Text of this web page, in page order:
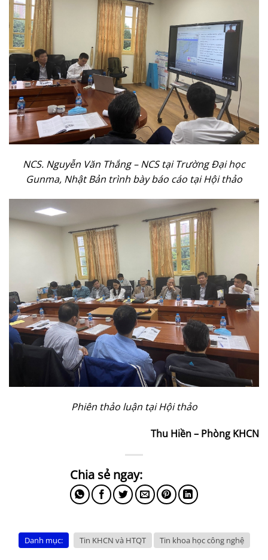
NCS. Nguyễn Văn Thắng – NCS tại Trường Đại học
Gunma, Nhật Bản trình bày báo cáo tại Hội thảo
Phiên thảo luận tại Hội thảo
Thu Hiền – Phòng KHCN
Danh mục: Tin KHCN và HTQT Tin khoa học công nghệ